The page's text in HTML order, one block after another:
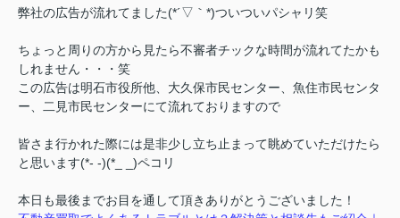
弊社の広告が流れてました(*´▽｀*)ついついパシャリ笑
ちょっと周りの方から見たら不審者チックな時間が流れてたかも
しれません・・・笑
この広告は明石市役所他、大久保市民センター、魚住市民センタ
ー、二見市民センターにて流れておりますので
皆さま行かれた際には是非少し立ち止まって眺めていただけたら
と思います(*- -)(*_ _)ペコリ
本日も最後までお目を通して頂きありがとうございました！